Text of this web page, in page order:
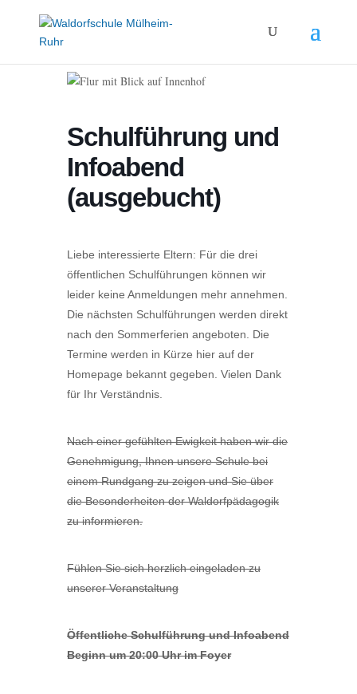
Schulführung und
Infoabend
(ausgebucht)
Liebe interessierte Eltern: Für die drei
öffentlichen Schulführungen können wir
leider keine Anmeldungen mehr annehmen.
Die nächsten Schulführungen werden direkt
nach den Sommerferien angeboten. Die
Termine werden in Kürze hier auf der
Homepage bekannt gegeben. Vielen Dank
für Ihr Verständnis.
Nach einer gefühlten Ewigkeit haben wir die
Genehmigung, Ihnen unsere Schule bei
einem Rundgang zu zeigen und Sie über
die Besonderheiten der Waldorfpädagogik
zu informieren.
Fühlen Sie sich herzlich eingeladen zu
unserer Veranstaltung
Öffentliche Schulführung und Infoabend
Beginn um 20:00 Uhr im Foyer